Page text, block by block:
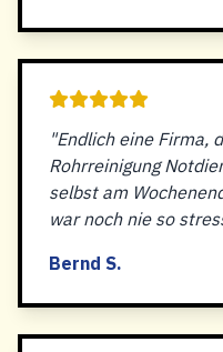
"Endlich eine Firma,
Rohrreinigung
selbst am
war noch nie so
Bernd S.